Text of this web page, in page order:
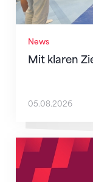
News
Mit klaren
05.08.2026
Neue